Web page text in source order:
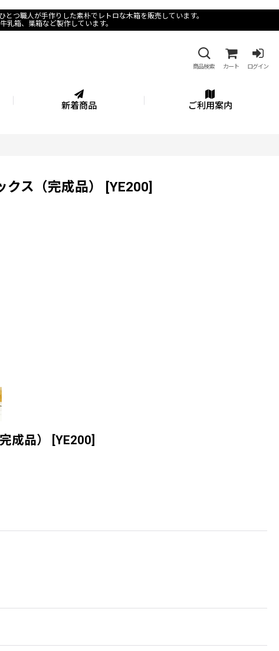
つ職人が手作りした素朴でレトロな木箱を販売しています。
箱、巣箱など製作しています。
商品検索 カート ログイン
新着商品 ご利用案内
ス（完成品） [YE200]
成品） [YE200]